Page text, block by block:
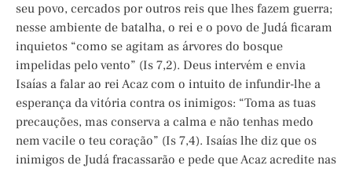
seu povo, cercados por outros reis que lhes fazem guerra;
nesse ambiente de batalha, o rei e o povo de Judá ficaram
inquietos “como se agitam as árvores do bosque
impelidas pelo vento” (Is 7,2). Deus intervém e envia
Isaías a falar ao rei Acaz com o intuito de infundir-lhe a
esperança da vitória contra os inimigos: “Toma as tuas
precauções, mas conserva a calma e não tenhas medo
nem vacile o teu coração” (Is 7,4). Isaías lhe diz que os
inimigos de Judá fracassarão e pede que Acaz acredite nas